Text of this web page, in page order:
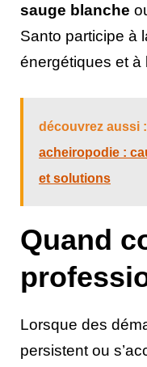
sauge blanche
Santo participe à
énergétiques et à
découvrez aussi :
acheiropodie :
et solutions
Quand
Lorsque des
persistent ou